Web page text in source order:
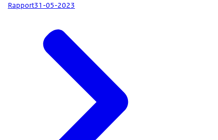
Rapport31-05-2023